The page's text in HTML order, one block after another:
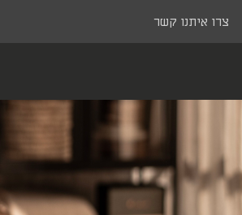
צרו איתנו קשר